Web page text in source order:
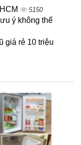
5150
ý không thể
giá rẻ 10 triệu